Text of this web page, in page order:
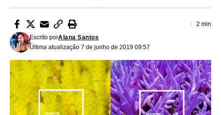
Última atualização 7 de junho de 2019 09:57
Escrito porAlana Santos
2 min